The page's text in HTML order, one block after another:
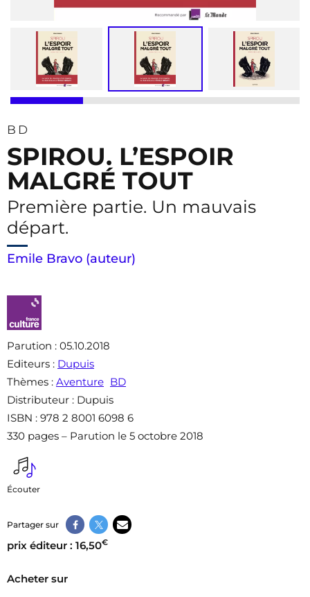
BD
SPIROU. L’ESPOIR
MALGRÉ TOUT
Première partie. Un mauvais
départ.
Emile Bravo (auteur)
Parution : 05.10.2018
Editeurs : Dupuis
Thèmes : Aventure BD
Distributeur : Dupuis
ISBN : 978 2 8001 6098 6
330 pages – Parution le 5 octobre 2018
Écouter
Partager sur
prix éditeur : 16,50€
Acheter sur